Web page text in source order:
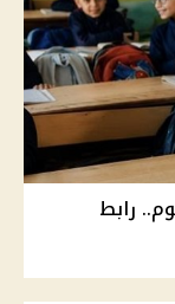
رابط